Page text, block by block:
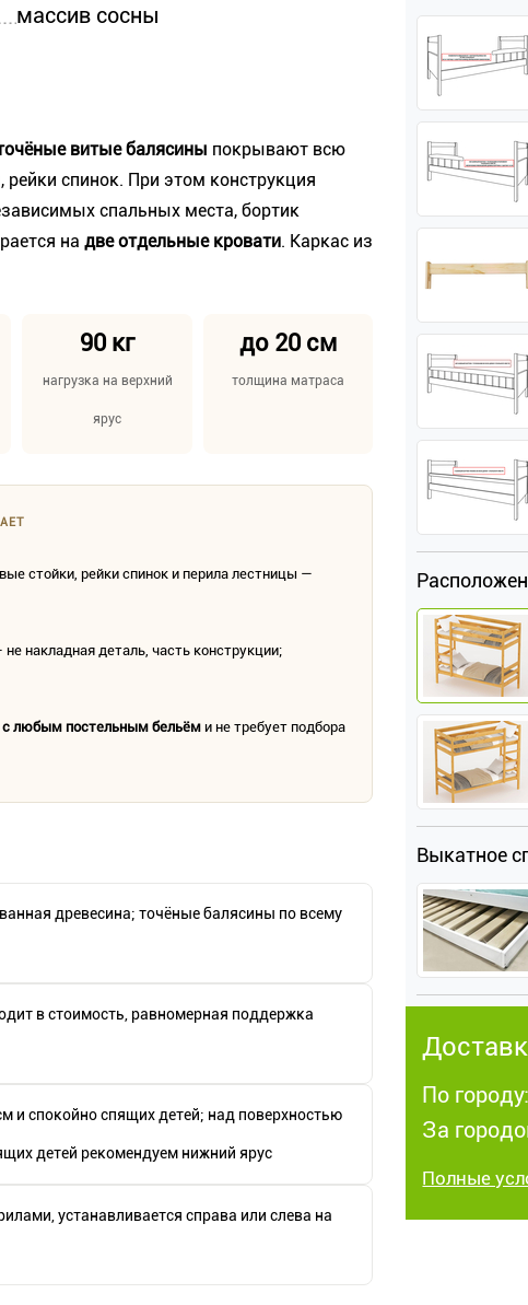
массив сосны
витые балясины покрывают всю
спинок. При этом конструкция
спальных места, бортик
на две отдельные кровати. Каркас из
90 кг
нагрузка на верхний
ярус
до 20 см
толщина матраса
стойки, рейки спинок и перила лестницы —
не накладная деталь, часть конструкции;
с любым постельным бельём и не требует подбора
древесина; точёные балясины по всему
в стоимость, равномерная поддержка
и спокойно спящих детей; над поверхностью
детей рекомендуем нижний ярус
устанавливается справа или слева на
Выкатное
По
За
Полные